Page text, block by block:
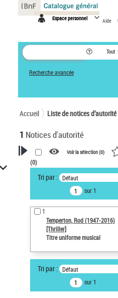
Espace personnel Aide
Tout
Recherche avancée
Accueil Liste de notices d’autorité
1 Notices d'autorité
VOTRE RECHERCHE
Recherche avancée dans les
notices d’autorité
Œuvres liées à l'auteur :
Temperton, Rod (1947-2016)
Auteur d’œuvre
Temperton, Rod (1947-
Type de notice d'autorité
Voir la sélection (0)
(0)
Tri par : Défaut
sur 1
1
Temperton, Rod (1947-2016)
[Thriller]
Titre uniforme musical
Tri par : Défaut
sur 1
Panneau de gestion des cookies